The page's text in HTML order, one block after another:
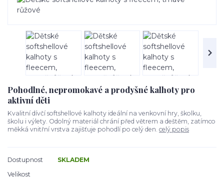
Pohodlné, nepromokavé a prodyšné kalhoty pro
aktivní děti
Kvalitní dívčí softshellové kalhoty ideální na venkovní hry, školku,
školu i výlety. Odolný materiál chrání před větrem a deštěm, zatímco
měkká vnitřní vrstva zajišťuje pohodlí po celý den. celý popis
Dostupnost
SKLADEM
Velikost